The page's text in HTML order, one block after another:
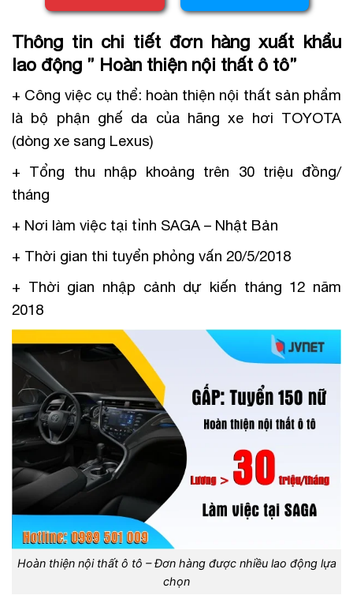
Thông tin chi tiết đơn hàng xuất khẩu
lao động ” Hoàn thiện nội thất ô tô”
+ Công việc cụ thể: hoàn thiện nội thất sản phẩm
là bộ phận ghế da của hãng xe hơi TOYOTA
(dòng xe sang Lexus)
+ Tổng thu nhập khoảng trên 30 triệu đồng/
tháng
+ Nơi làm việc tại tỉnh SAGA – Nhật Bản
+ Thời gian thi tuyển phỏng vấn 20/5/2018
+ Thời gian nhập cảnh dự kiến tháng 12 năm
2018
Hoàn thiện nội thất ô tô – Đơn hàng được nhiều lao động lựa
chọn